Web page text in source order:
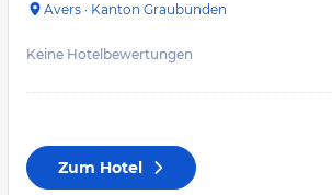
Avers · Kanton Graubünden
Keine Hotelbewertungen
Zum Hotel